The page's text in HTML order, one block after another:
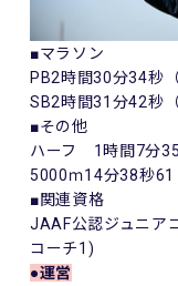
■マラソン
PB2時間30分34秒
SB2時間31分42秒
■その他
ハーフ 1時間7分35
5000ｍ14分38秒
■関連資格
JAAF公認ジュニア
コーチ1)
●運営